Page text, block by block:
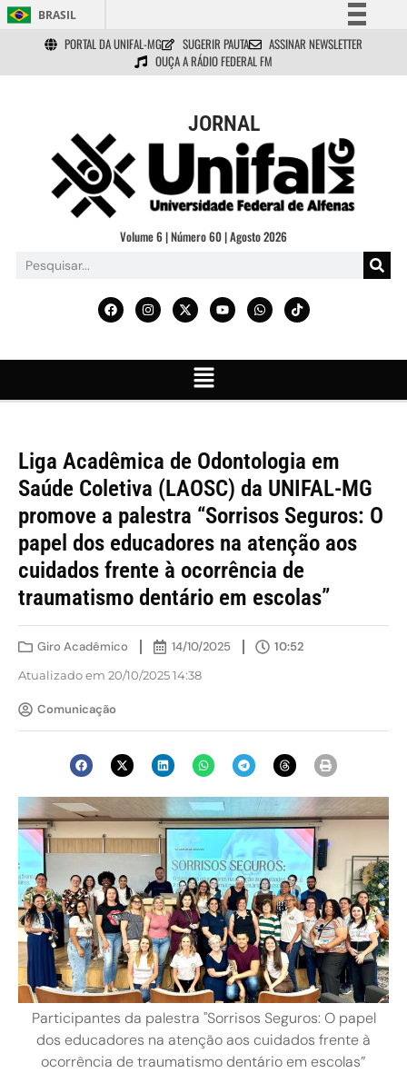
BRASIL
Simplifique!
Comunica BR
Acesso à informação
Legislação
Canais
PORTAL DA UNIFAL-MG SUGERIR PAUTA
ASSINAR NEWSLETTER
OUÇA A RÁDIO FEDERAL FM
JORNAL
Volume 6 | Número 60 | Agosto 2026
Liga Acadêmica de Odontologia em
Saúde Coletiva (LAOSC) da UNIFAL-MG
promove a palestra “Sorrisos Seguros: O
papel dos educadores na atenção aos
cuidados frente à ocorrência de
traumatismo dentário em escolas”
Giro Acadêmico 14/10/2025 10:52
Atualizado em 20/10/2025 14:38
Comunicação
Participantes da palestra "Sorrisos Seguros: O papel
dos educadores na atenção aos cuidados frente à
ocorrência de traumatismo dentário em escolas”